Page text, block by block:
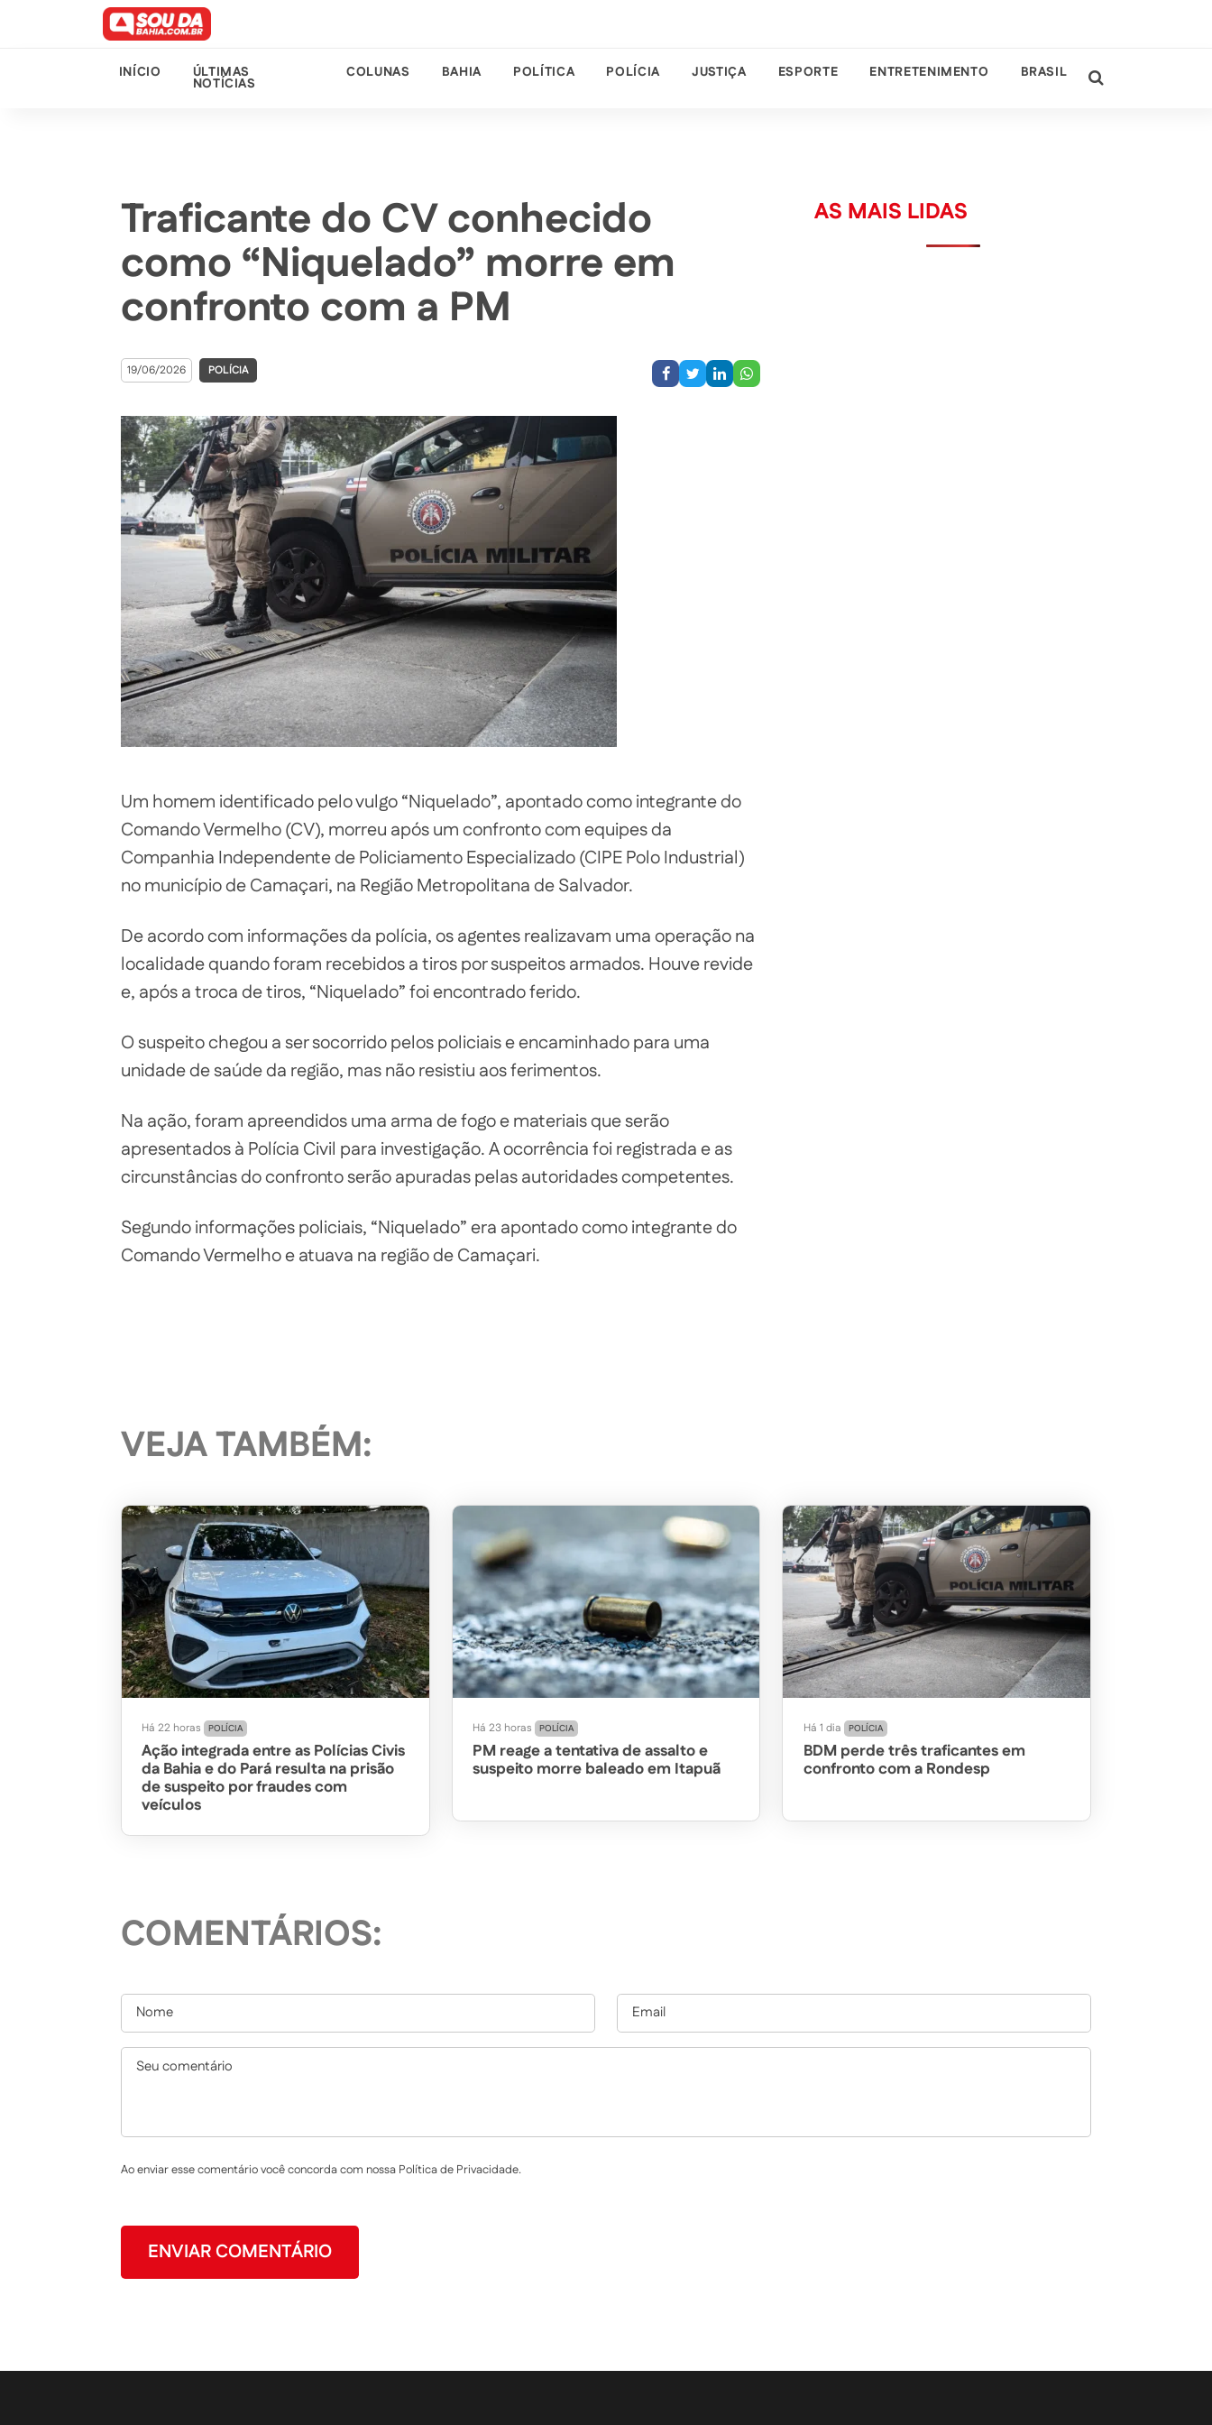
INÍCIO ÚLTIMAS
NOTÍCIAS
COLUNAS BAHIA POLÍTICA POLÍCIA JUSTIÇA ESPORTE ENTRETENIMENTO BRASIL
Traficante do CV conhecido
como “Niquelado” morre em
confronto com a PM
19/06/2026 POLÍCIA
Um homem identificado pelo vulgo “Niquelado”, apontado como integrante do
Comando Vermelho (CV), morreu após um confronto com equipes da
Companhia Independente de Policiamento Especializado (CIPE Polo Industrial)
no município de Camaçari, na Região Metropolitana de Salvador.
De acordo com informações da polícia, os agentes realizavam uma operação na
localidade quando foram recebidos a tiros por suspeitos armados. Houve revide
e, após a troca de tiros, “Niquelado” foi encontrado ferido.
O suspeito chegou a ser socorrido pelos policiais e encaminhado para uma
unidade de saúde da região, mas não resistiu aos ferimentos.
Na ação, foram apreendidos uma arma de fogo e materiais que serão
apresentados à Polícia Civil para investigação. A ocorrência foi registrada e as
circunstâncias do confronto serão apuradas pelas autoridades competentes.
Segundo informações policiais, “Niquelado” era apontado como integrante do
Comando Vermelho e atuava na região de Camaçari.
AS MAIS LIDAS
VEJA TAMBÉM:
Há 22 horas POLÍCIA
Ação integrada entre as Polícias Civis
da Bahia e do Pará resulta na prisão
de suspeito por fraudes com
veículos
Há 23 horas POLÍCIA
PM reage a tentativa de assalto e
suspeito morre baleado em Itapuã
Há 1 dia POLÍCIA
BDM perde três traficantes em
confronto com a Rondesp
COMENTÁRIOS:
Ao enviar esse comentário você concorda com nossa Política de Privacidade.